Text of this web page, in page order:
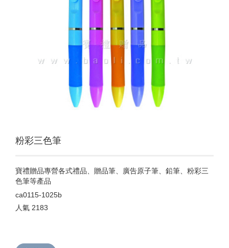
粉彩三色筆
寶禮贈品專營各式禮品、贈品筆、廣告原子筆、鉛筆、粉彩三
色筆等產品
ca0115-1025b
人氣 2183